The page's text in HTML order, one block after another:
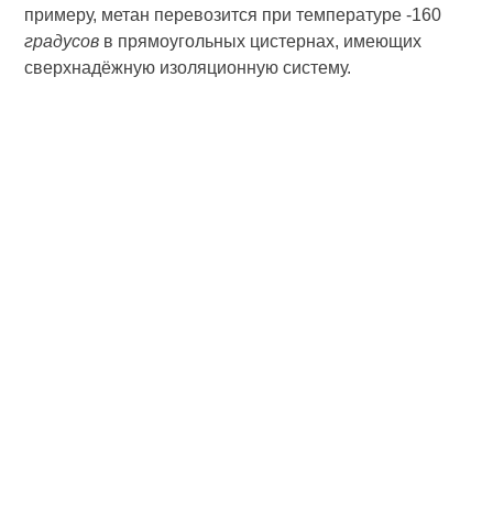
примеру, метан перевозится при температуре -160
градусов в прямоугольных цистернах, имеющих
сверхнадёжную изоляционную систему.